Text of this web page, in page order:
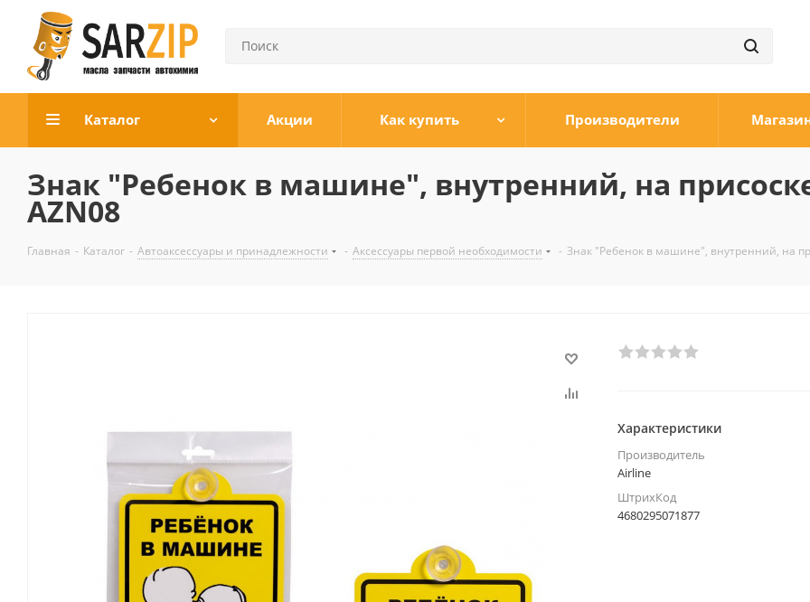
Каталог Акции Как купить Производители
Знак "Ребенок в машине", внутренний, на
AZN08
Главная - Каталог - Автоаксессуары и принадлежности - Аксессуары первой необходимости - Знак "Ребенок в машине", внутренний, на
Характеристики
Производитель
Airline
ШтрихКод
4680295071877